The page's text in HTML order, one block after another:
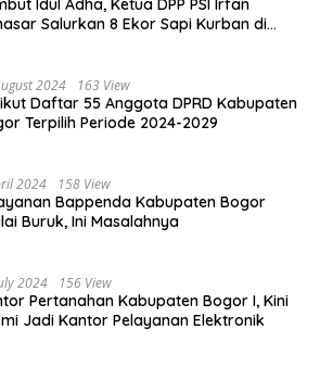
Idul Adha, Ketua DPP PSI Irfan
Salurkan 8 Ekor Sapi Kurban di
2024 163 View
Daftar 55 Anggota DPRD Kabupaten
Terpilih Periode 2024-2029
2024 158 View
Bappenda Kabupaten Bogor
Buruk, Ini Masalahnya
2024 156 View
Pertanahan Kabupaten Bogor I, Kini
Jadi Kantor Pelayanan Elektronik